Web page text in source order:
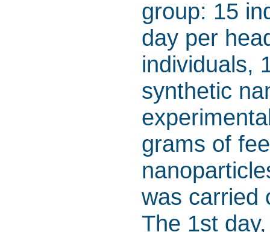
group: 15
day per
individuals,
synthetic
grams of
was carried
The 1st